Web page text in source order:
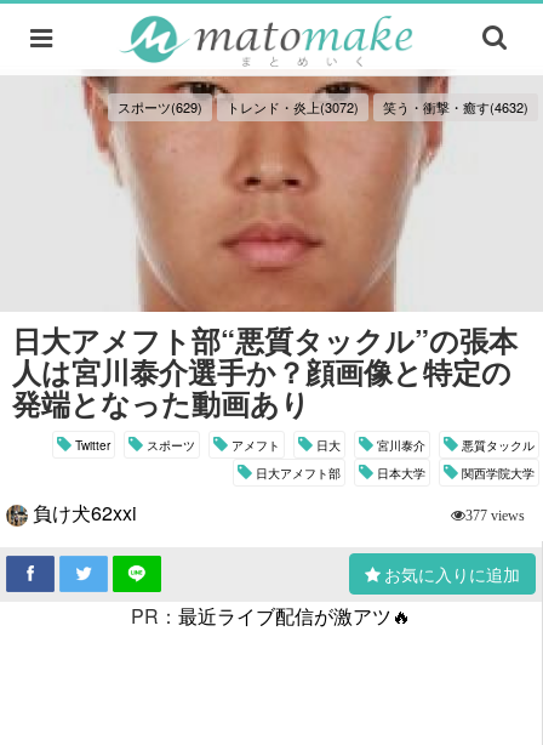
スポーツ(629) トレンド・炎上(3072) 笑う・衝撃・癒す(4632)
日大アメフト部“悪質タックル”の張本
人は宮川泰介選手か？顔画像と特定の
発端となった動画あり
Twitter スポーツ アメフト 日大 宮川泰介
悪質タックル
日大アメフト部
日本大学 関西学院大学
負け犬62xxi 377 views
お気に入りに追加
PR： 最近ライブ配信が激アツ🔥